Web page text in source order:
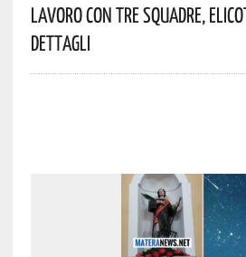
Lavoro Con Tre Squadre,
Dettagli